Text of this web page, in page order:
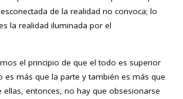
de la realidad no convoca; lo
la realidad iluminada por el
el principio de que el todo es superior
es más que la parte y también es más que
ellas, entonces, no hay que obsesionarse